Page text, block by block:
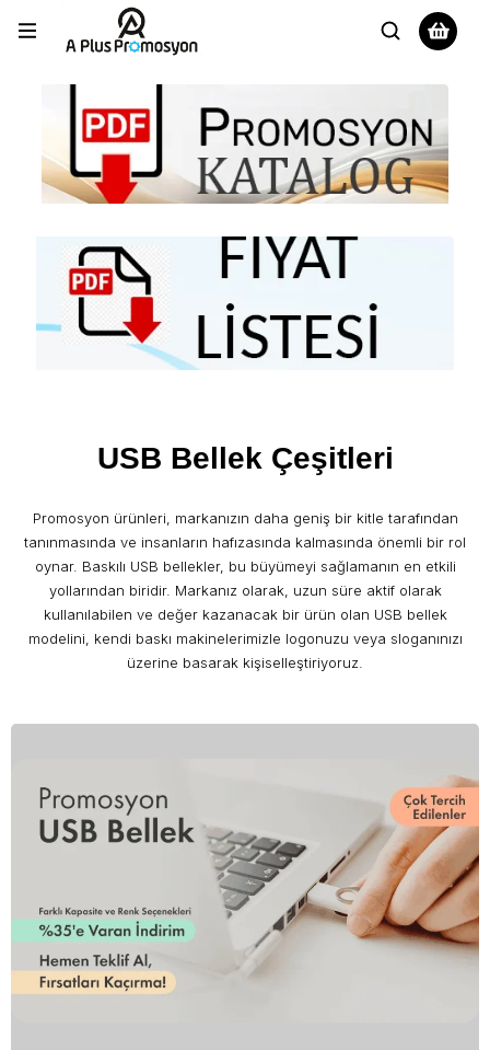
USB Bellek Çeşitleri
Promosyon ürünleri, markanızın daha geniş bir kitle tarafından
tanınmasında ve insanların hafızasında kalmasında önemli bir rol
oynar. Baskılı USB bellekler, bu büyümeyi sağlamanın en etkili
yollarından biridir. Markanız olarak, uzun süre aktif olarak
kullanılabilen ve değer kazanacak bir ürün olan USB bellek
modelini, kendi baskı makinelerimizle logonuzu veya sloganınızı
üzerine basarak kişiselleştiriyoruz.